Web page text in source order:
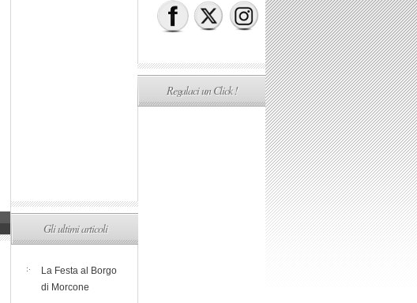
Gli ultimi articoli
La Festa al Borgo
di Morcone
Regalaci un Click !